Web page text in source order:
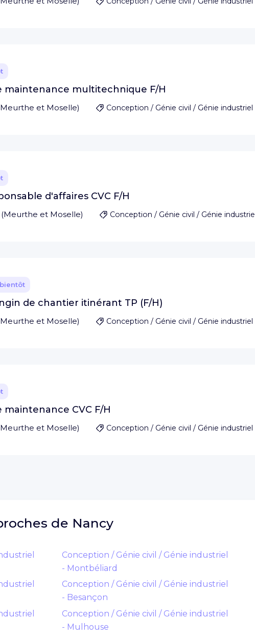
maintenance multitechnique F/H
Meurthe et Moselle) Conception / Génie civil / Génie industriel
d'affaires CVC F/H
Meurthe et Moselle) Conception / Génie civil / Génie industriel
de chantier itinérant TP (F/H)
Meurthe et Moselle) Conception / Génie civil / Génie industriel
maintenance CVC F/H
Meurthe et Moselle) Conception / Génie civil / Génie industriel
de Nancy
Conception / Génie civil / Génie industriel
- Montbéliard
Conception / Génie civil / Génie industriel
- Besançon
Conception / Génie civil / Génie industriel
- Mulhouse